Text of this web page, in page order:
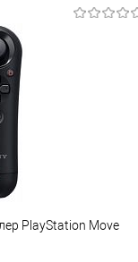
PlayStation Move